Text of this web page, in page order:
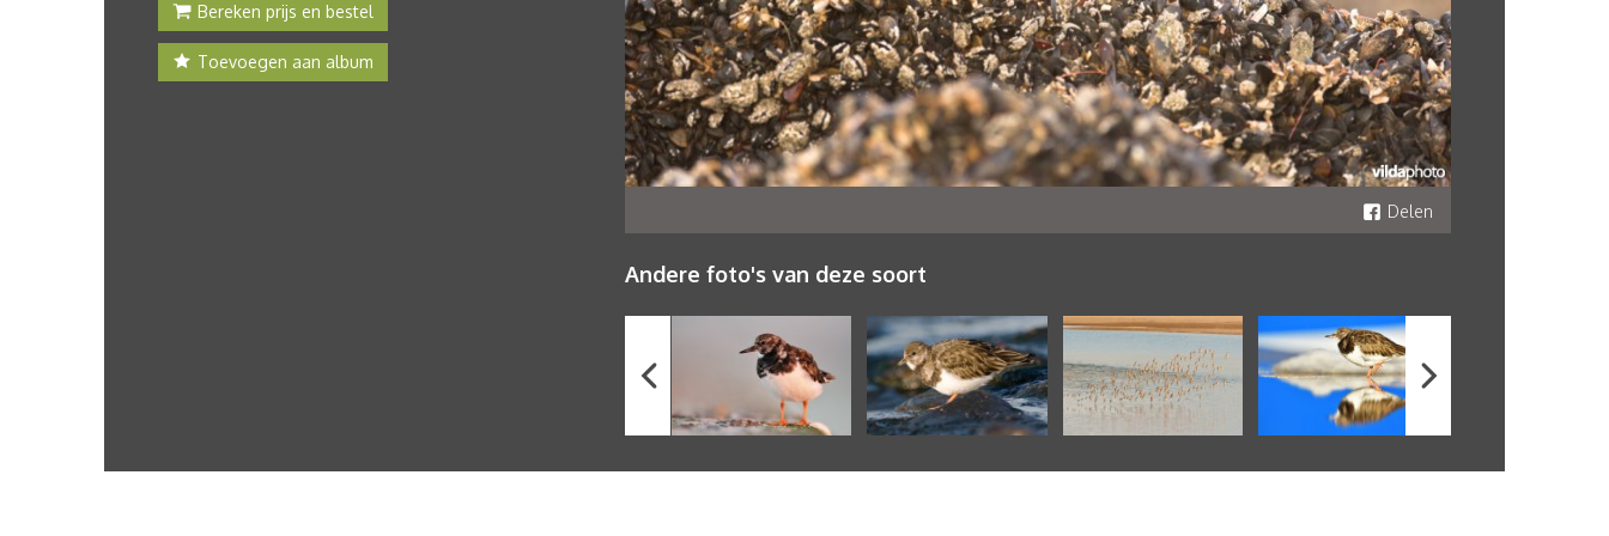
Bereken prijs en bestel
Toevoegen aan album
Delen
Andere foto's van deze soort